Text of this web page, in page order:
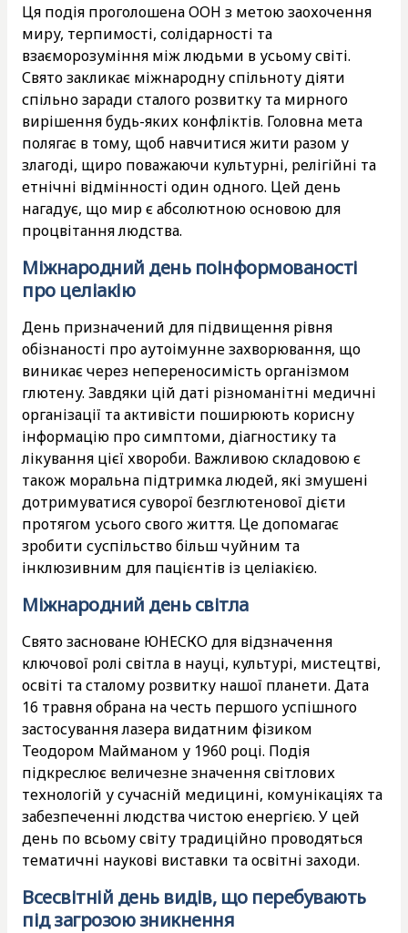
Ця подія проголошена ООН з метою заохочення
миру, терпимості, солідарності та
взаєморозуміння між людьми в усьому світі.
Свято закликає міжнародну спільноту діяти
спільно заради сталого розвитку та мирного
вирішення будь-яких конфліктів. Головна мета
полягає в тому, щоб навчитися жити разом у
злагоді, щиро поважаючи культурні, релігійні та
етнічні відмінності один одного. Цей день
нагадує, що мир є абсолютною основою для
процвітання людства.
Міжнародний день поінформованості
про целіакію
День призначений для підвищення рівня
обізнаності про аутоімунне захворювання, що
виникає через непереносимість організмом
глютену. Завдяки цій даті різноманітні медичні
організації та активісти поширюють корисну
інформацію про симптоми, діагностику та
лікування цієї хвороби. Важливою складовою є
також моральна підтримка людей, які змушені
дотримуватися суворої безглютенової дієти
протягом усього свого життя. Це допомагає
зробити суспільство більш чуйним та
інклюзивним для пацієнтів із целіакією.
Міжнародний день світла
Свято засноване ЮНЕСКО для відзначення
ключової ролі світла в науці, культурі, мистецтві,
освіті та сталому розвитку нашої планети. Дата
16 травня обрана на честь першого успішного
застосування лазера видатним фізиком
Теодором Майманом у 1960 році. Подія
підкреслює величезне значення світлових
технологій у сучасній медицині, комунікаціях та
забезпеченні людства чистою енергією. У цей
день по всьому світу традиційно проводяться
тематичні наукові виставки та освітні заходи.
Всесвітній день видів, що перебувають
під загрозою зникнення